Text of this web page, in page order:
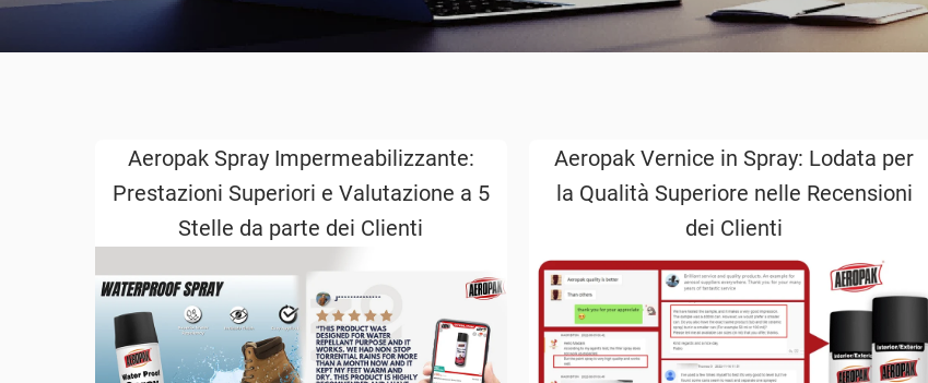
Aeropak Spray Impermeabilizzante:
Prestazioni Superiori e Valutazione a 5
Stelle da parte dei Clienti
Aeropak Vernice in Spray: Lodata per
la Qualità Superiore nelle Recensioni
dei Clienti